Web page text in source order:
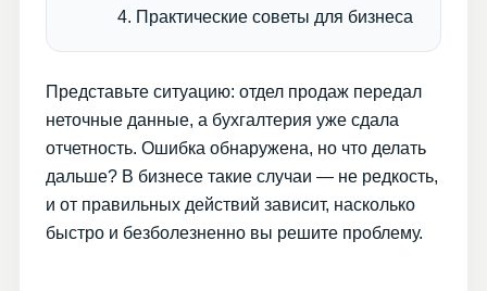
Практические советы для бизнеса
Представьте ситуацию: отдел продаж передал
неточные данные, а бухгалтерия уже сдала
отчетность. Ошибка обнаружена, но что делать
дальше? В бизнесе такие случаи — не редкость,
и от правильных действий зависит, насколько
быстро и безболезненно вы решите проблему.